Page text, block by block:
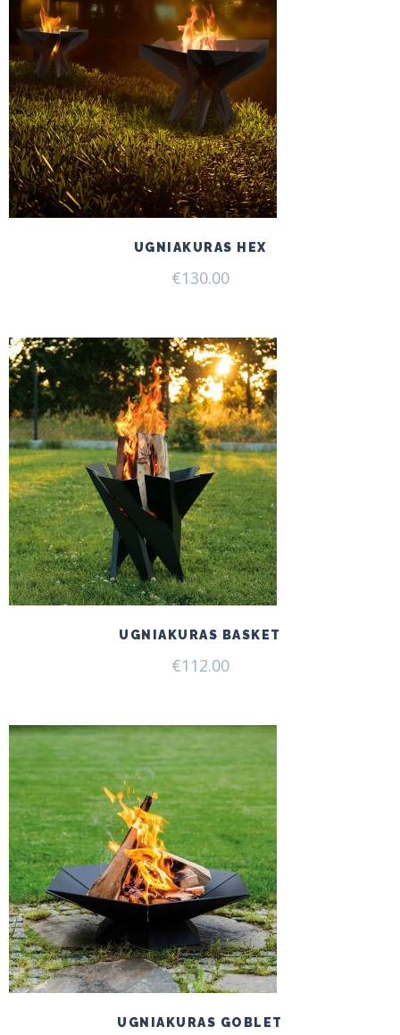
UGNIAKURAS HEX
€130.00
UGNIAKURAS BASKET
€112.00
UGNIAKURAS GOBLET